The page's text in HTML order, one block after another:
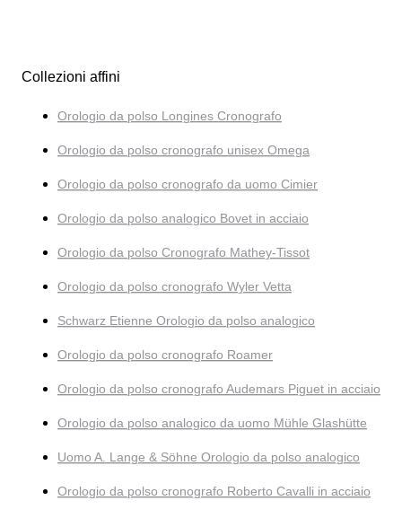
Collezioni affini
Orologio da polso Longines Cronografo
Orologio da polso cronografo unisex Omega
Orologio da polso cronografo da uomo Cimier
Orologio da polso analogico Bovet in acciaio
Orologio da polso Cronografo Mathey-Tissot
Orologio da polso cronografo Wyler Vetta
Schwarz Etienne Orologio da polso analogico
Orologio da polso cronografo Roamer
Orologio da polso cronografo Audemars Piguet in acciaio
Orologio da polso analogico da uomo Mühle Glashütte
Uomo A. Lange & Söhne Orologio da polso analogico
Orologio da polso cronografo Roberto Cavalli in acciaio